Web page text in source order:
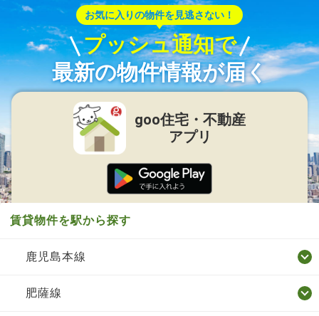
お気に入りの物件を見逃さない！
プッシュ通知で
最新の物件情報が届く
goo住宅・不動産
アプリ
賃貸物件を駅から探す
鹿児島本線
肥薩線